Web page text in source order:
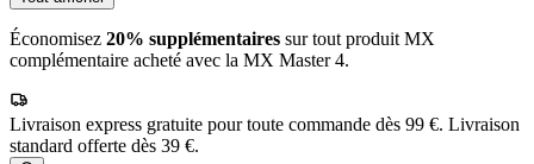
Économisez 20% supplémentaires sur tout produit MX
complémentaire acheté avec la MX Master 4.
Livraison express gratuite pour toute commande dès 99 €. Livraison
standard offerte dès 39 €.